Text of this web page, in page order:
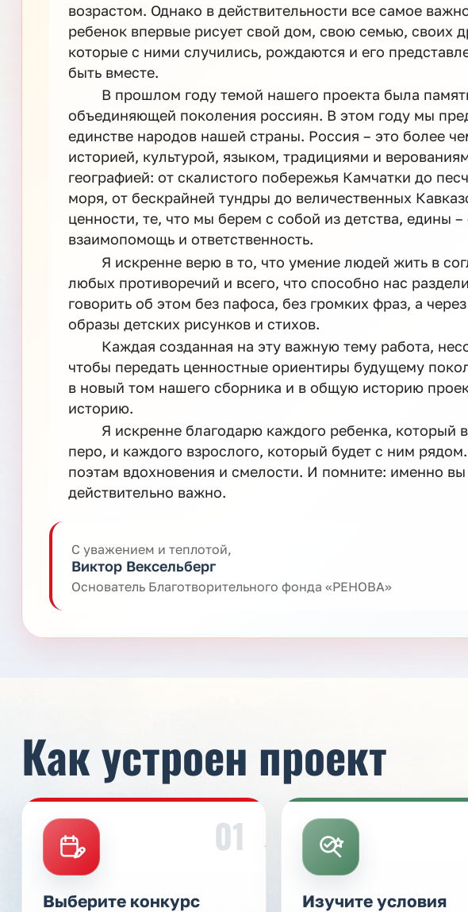
возрастом. Однако в действительности все самое
ребенок впервые рисует свой дом, свою семью, своих
которые с ними случились, рождаются и его
быть вместе.
В прошлом году темой нашего проекта была
объединяющей поколения россиян. В этом году мы
единстве народов нашей страны. Россия – это более
историей, культурой, языком, традициями и
географией: от скалистого побережья Камчатки до
моря, от бескрайней тундры до величественных
ценности, те, что мы берем с собой из детства, едины
взаимопомощь и ответственность.
Я искренне верю в то, что умение людей жить в
любых противоречий и всего, что способно нас
говорить об этом без пафоса, без громких фраз, а
образы детских рисунков и стихов.
Каждая созданная на эту важную тему работа,
чтобы передать ценностные ориентиры будущему
в новый том нашего сборника и в общую историю
историю.
Я искренне благодарю каждого ребенка, который
перо, и каждого взрослого, который будет с ним
поэтам вдохновения и смелости. И помните: именно вы
действительно важно.
С уважением и теплотой,
Виктор Вексельберг
Основатель Благотворительного фонда «РЕНОВА»
Как устроен проект
01
Выберите конкурс Изучите условия